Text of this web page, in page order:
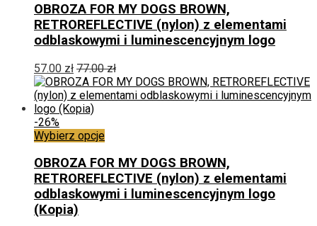
ma
wiele
wariantów.
Opcje
można
wybrać
na
stronie
OBROZA FOR MY DOGS BROWN,
RETROREFLECTIVE (nylon) z elementami
odblaskowymi i luminescencyjnym logo
57.00 zł 77.00zł
-26%
Wybierz opcjeTen
ma
wiele
wariantów.
Opcje
OBROZA FOR MY DOGS BROWN,
RETROREFLECTIVE (nylon) z elementami
odblaskowymi i luminescencyjnym logo
(Kopia)